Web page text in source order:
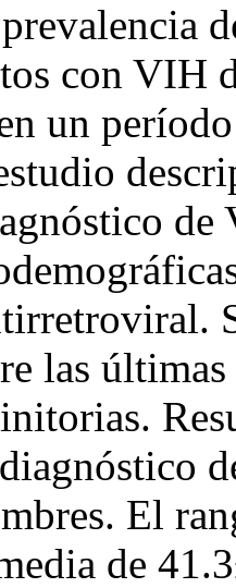
con VIH
un
de
las
El
de